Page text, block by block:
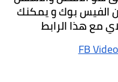
مع هذا الرابط
FB